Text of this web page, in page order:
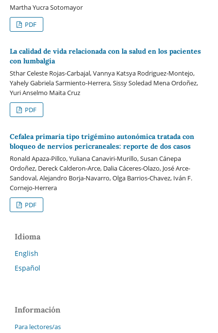
Martha Yucra Sotomayor
PDF
La calidad de vida relacionada con la salud en los pacientes
con lumbalgia
Sthar Celeste Rojas-Carbajal, Vannya Katsya Rodriguez-Montejo,
Yahely Gabriela Sarmiento-Herrera, Sissy Soledad Mena Ordoñez,
Yuri Anselmo Maita Cruz
PDF
Cefalea primaria tipo trigémino autonómica tratada con
bloqueo de nervios pericraneales: reporte de dos casos
Ronald Apaza-Pillco, Yuliana Canaviri-Murillo, Susan Cánepa
Ordoñez, Dereck Calderon-Arce, Dalia Cáceres-Olazo, José Arce-
Sandoval, Alejandro Borja-Navarro, Olga Barrios-Chavez, Iván F.
Cornejo-Herrera
PDF
Idioma
English
Español
Información
Para lectores/as